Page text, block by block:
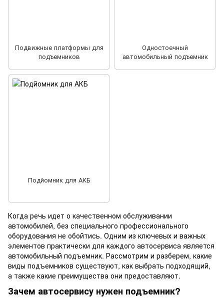
Когда речь идет о качественном обслуживании
автомобилей, без специального профессионального
оборудования не обойтись. Одним из ключевых и важных
элементов практически для каждого автосервиса является
автомобильный подъемник. Рассмотрим и разберем, какие
виды подъемников существуют, как выбрать подходящий,
а также какие преимущества они предоставляют.
Зачем автосервису нужен подъемник?
Подвижные платформы для
подъемников
Одностоечный
автомобильный подъемник
Подйомник для АКБ